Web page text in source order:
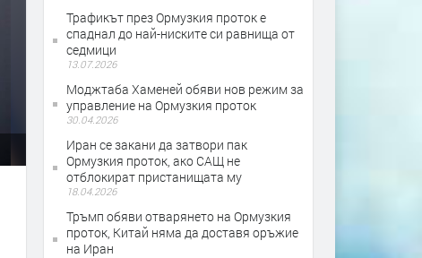
Трафикът през Ормузкия проток е
спаднал до най-ниските си равнища от
седмици
13.07.2026
Моджтаба Хаменей обяви нов режим за
управление на Ормузкия проток
30.04.2026
Иран се закани да затвори пак
Ормузкия проток, ако САЩ не
отблокират пристанищата му
18.04.2026
Тръмп обяви отварянето на Ормузкия
проток, Китай няма да доставя оръжие
на Иран